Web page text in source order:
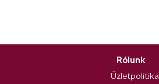
Rólunk
Üzletpolitika